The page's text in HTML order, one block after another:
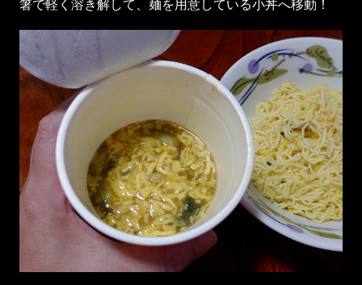
箸で軽く溶き解して、麺を用意している小丼へ移動！